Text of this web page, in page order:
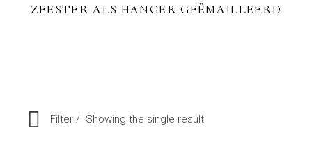
ZEESTER ALS HANGER GEËMAILLEERD
Filter Showing the single result